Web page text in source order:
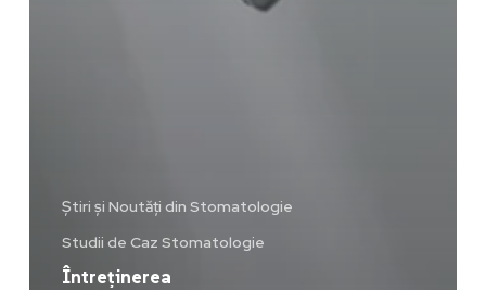
Știri și Noutăți din Stomatologie
Studii de Caz Stomatologie
Întreținerea